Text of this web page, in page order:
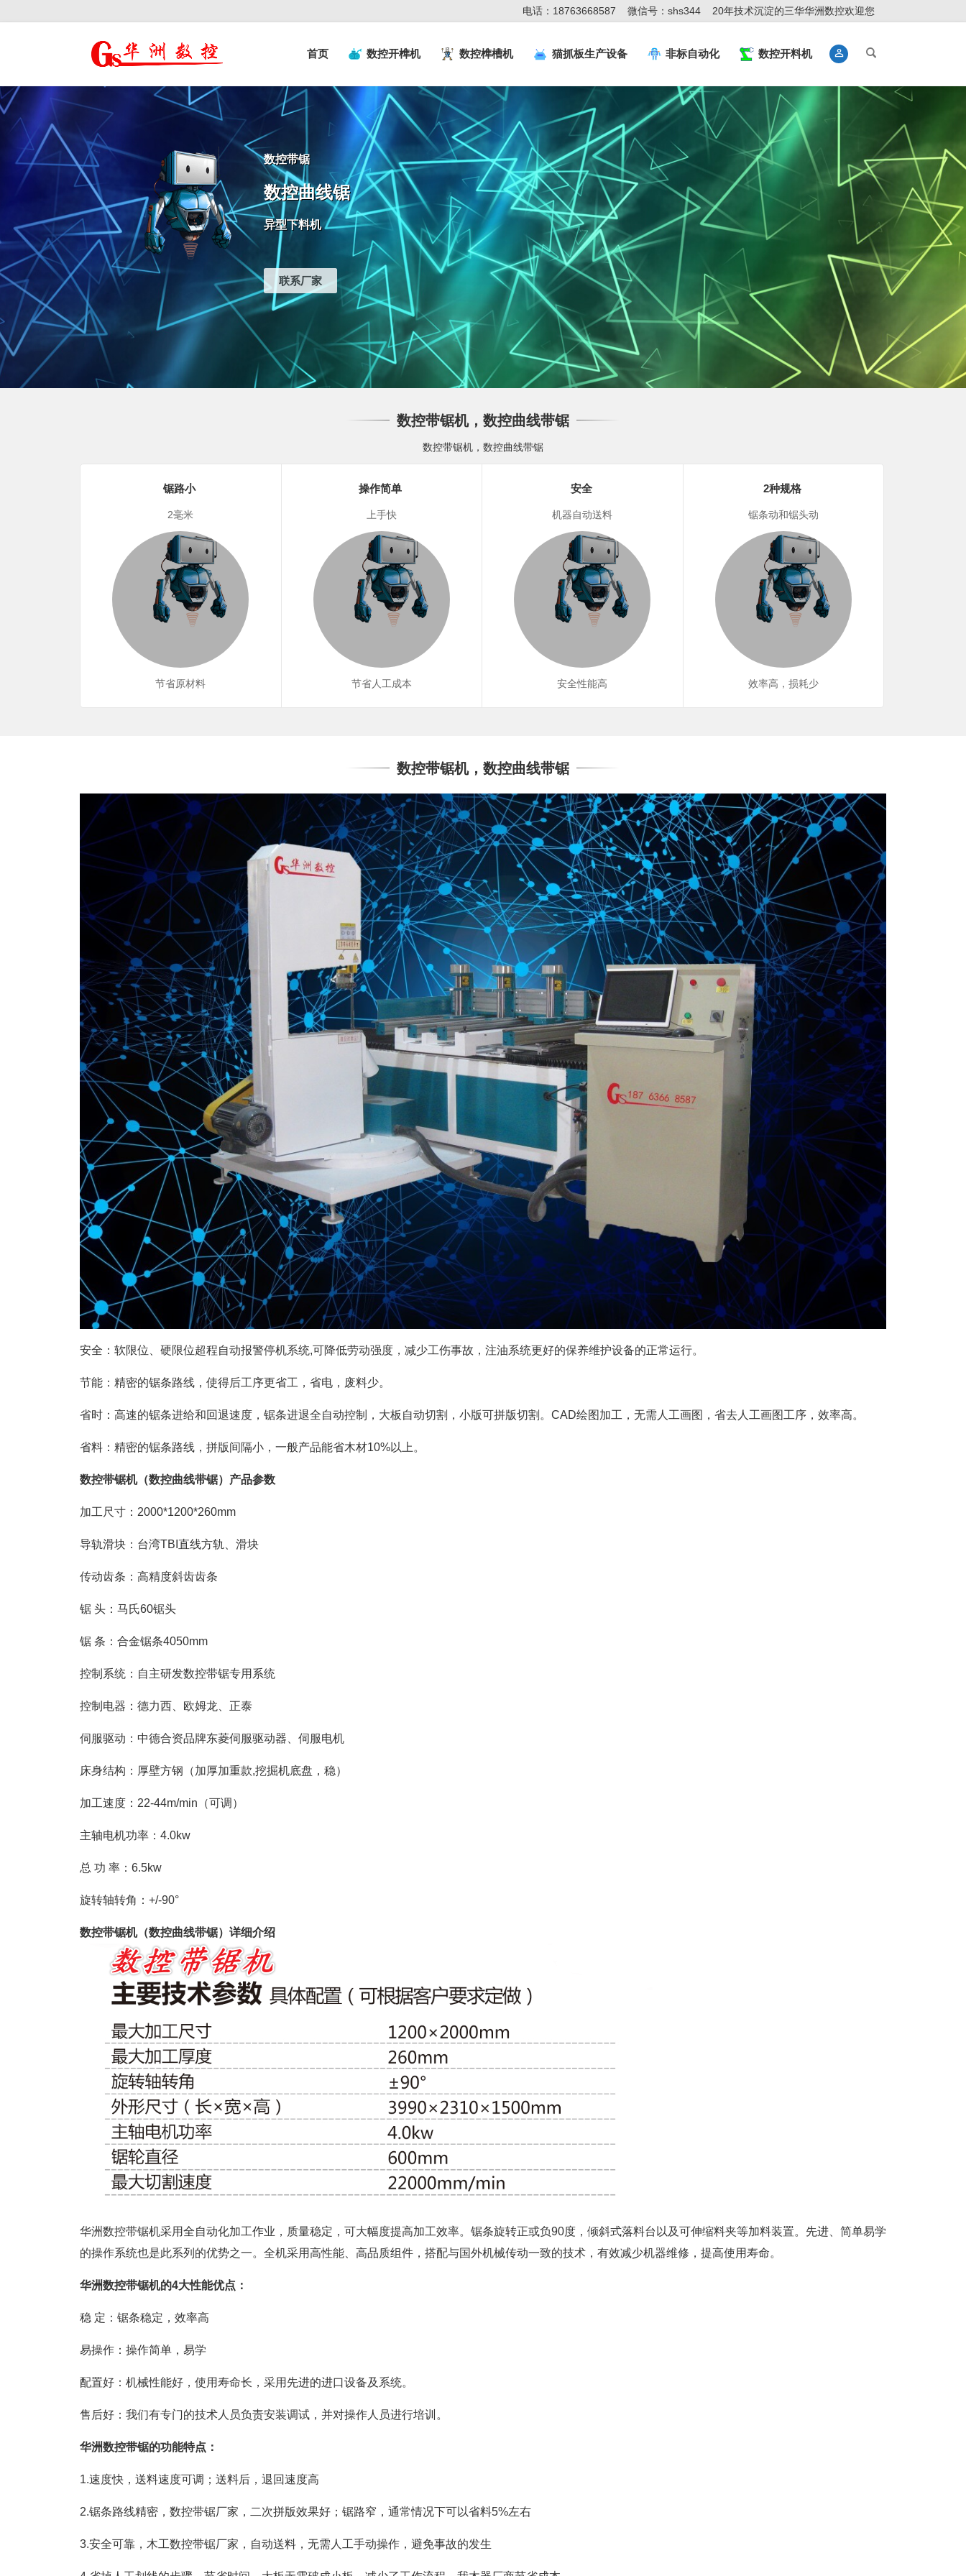
电话：18763668587 微信号：shs344 20年技术沉淀的三华华洲数控欢迎您
榫槽机|猫抓板生
产设备|非标
自动化设备
首页 数控开榫机 数控榫槽机 猫抓板生产设备 非标自动化 数控开料机
数控带锯
数控曲线锯
异型下料机
联系厂家
数控带锯机，数控曲线带锯
数控带锯机，数控曲线带锯
锯路小
2毫米
节省原材料
操作简单
上手快
节省人工成本
安全
机器自动送料
安全性能高
2种规格
锯条动和锯头动
效率高，损耗少
数控带锯机，数控曲线带锯
安全：软限位、硬限位超程自动报警停机系统,可降低劳动强度，减少工伤事故，注油系统更好的保养维护设备的正常运行。
节能：精密的锯条路线，使得后工序更省工，省电，废料少。
省时：高速的锯条进给和回退速度，锯条进退全自动控制，大板自动切割，小版可拼版切割。 CAD绘图加工，无需人工画图，省去人工画图工序，效率高。
省料：精密的锯条路线，拼版间隔小，一般产品能省木材10%以上。
数控带锯机（数控曲线带锯）产品参数
加工尺寸：2000*1200*260mm
导轨滑块：台湾TBI直线方轨、滑块
传动齿条：高精度斜齿齿条
锯 头：马氏60锯头
锯 条：合金锯条4050mm
控制系统：自主研发数控带锯专用系统
控制电器：德力西、欧姆龙、正泰
伺服驱动：中德合资品牌东菱伺服驱动器、伺服电机
床身结构：厚壁方钢（加厚加重款,挖掘机底盘，稳）
加工速度：22-44m/min（可调）
主轴电机功率：4.0kw
总 功 率：6.5kw
旋转轴转角：+/-90°
数控带锯机（数控曲线带锯）详细介绍
华洲数控带锯机采用全自动化加工作业，质量稳定，可大幅度提高加工效率。锯条旋转正或负90度，倾斜式落料台以及可伸缩料夹等加料装置。先进、简单易学
的操作系统也是此系列的优势之一。全机采用高性能、高品质组件，搭配与国外机械传动一致的技术，有效减少机器维修，提高使用寿命。
华洲数控带锯机的4大性能优点：
稳 定：锯条稳定，效率高
易操作：操作简单，易学
配置好：机械性能好，使用寿命长，采用先进的进口设备及系统。
售后好：我们有专门的技术人员负责安装调试，并对操作人员进行培训。
华洲数控带锯的功能特点：
1.速度快，送料速度可调；送料后，退回速度高
2.锯条路线精密，数控带锯厂家，二次拼版效果好；锯路窄，通常情况下可以省料5%左右
3.安全可靠，木工数控带锯厂家，自动送料，无需人工手动操作，避免事故的发生